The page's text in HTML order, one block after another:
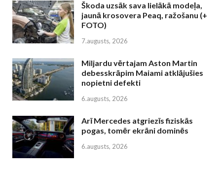
Škoda uzsāk sava lielākā modeļa,
jaunā krosovera Peaq, ražošanu (+
FOTO)
7.augusts, 2026
Miljardu vērtajam Aston Martin
debesskrāpim Maiami atklājušies
nopietni defekti
6.augusts, 2026
Arī Mercedes atgriezīs fiziskās
pogas, tomēr ekrāni dominēs
6.augusts, 2026